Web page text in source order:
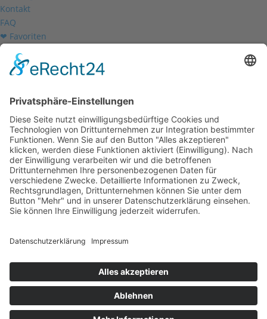
Kontakt
FAQ
❤ Favoriten
Mein Konto
Betriebsferien
Wir befinden uns vom
19.12.2025 bis einschließlich 07.01.2026
in unseren Betriebsferien.
In dieser Zeit werden Anfragen
weiterhin bearbeitet, allerdings
kann es zu Verzögerungen bei der